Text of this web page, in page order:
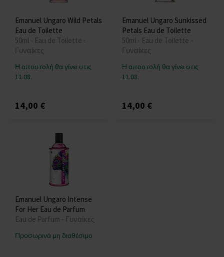
Emanuel Ungaro Wild Petals
Eau de Toilette
50ml - Eau de Toilette -
Γυναίκες
Η αποστολή θα γίνει στις
11.08.
14,00 €
Emanuel Ungaro Sunkissed
Petals Eau de Toilette
50ml - Eau de Toilette -
Γυναίκες
Η αποστολή θα γίνει στις
11.08.
14,00 €
Emanuel Ungaro Intense
For Her Eau de Parfum
Eau de Parfum - Γυναίκες
Προσωρινά μη διαθέσιμο